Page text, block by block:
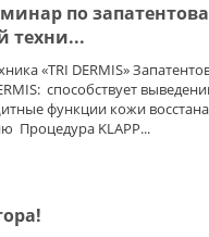
по
техни...
«TRI DERMIS»
способствует
функции кожи
Процедура KLAPP...